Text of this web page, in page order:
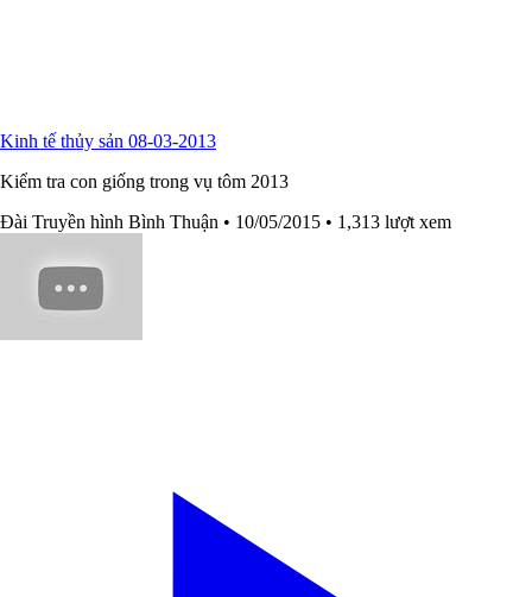
Kinh tế thủy sản 08-03-2013
Kiểm tra con giống trong vụ tôm 2013
Đài Truyền hình Bình Thuận • 10/05/2015 • 1,313 lượt xem